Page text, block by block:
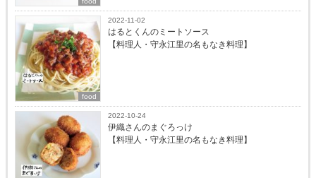
food
2022-11-02
はるとくんのミートソース
【料理人・守永江里の名もなき料理】
2022-10-24
伊織さんのまぐろっけ
【料理人・守永江里の名もなき料理】